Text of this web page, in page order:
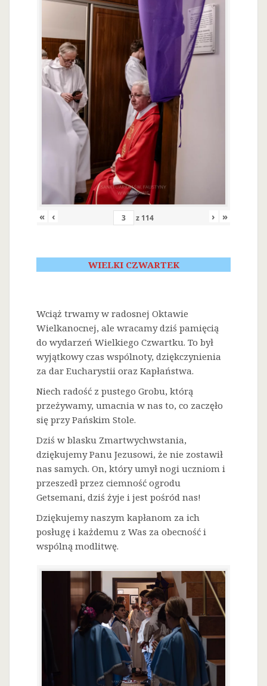
« ‹ z 114 › »
WIELKI CZWARTEK
Wciąż trwamy w radosnej Oktawie
Wielkanocnej, ale wracamy dziś pamięcią
do wydarzeń Wielkiego Czwartku. To był
wyjątkowy czas wspólnoty, dziękczynienia
za dar Eucharystii oraz Kapłaństwa.
Niech radość z pustego Grobu, którą
przeżywamy, umacnia w nas to, co zaczęło
się przy Pańskim Stole.
Dziś w blasku Zmartwychwstania,
dziękujemy Panu Jezusowi, że nie zostawił
nas samych. On, który umył nogi uczniom i
przeszedł przez ciemność ogrodu
Getsemani, dziś żyje i jest pośród nas!
Dziękujemy naszym kapłanom za ich
posługę i każdemu z Was za obecność i
wspólną modlitwę.